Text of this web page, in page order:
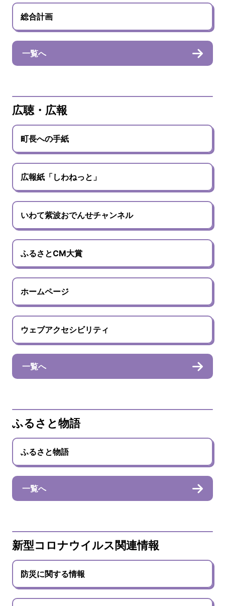
総合計画
一覧へ
広聴・広報
町長への手紙
広報紙「しわねっと」
いわて紫波おでんせチャンネル
ふるさとCM大賞
ホームページ
ウェブアクセシビリティ
一覧へ
ふるさと物語
ふるさと物語
一覧へ
新型コロナウイルス関連情報
防災に関する情報